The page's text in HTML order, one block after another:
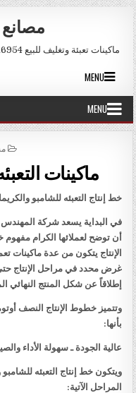
Skip to content
مصانع
ماكينات تعبئة وتغليف للبيع 01211116954 – 01211116956 – 01211116958
MENU
MENU
ماكينات
خط إنتاج التعبئه للشامبو
في البداية يسعد شركة
أن توضح لعملائها الكرام
الإنتاج يتكون من عدة ماكينات
غرض محدد في مراحل الإنتاج
إطلاقاً عن شكل المنتج النهائي
وتتميز خطوط الإنتاج النصف
بأنها:
عالية الجودة ـ سهولة الأداء
ويتكون خط إنتاج التعبئه
المراحل الآتية: